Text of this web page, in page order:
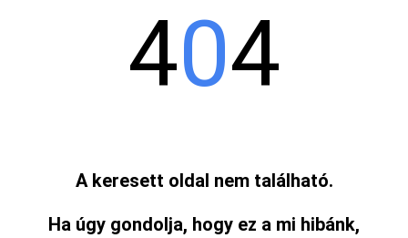
404
A keresett oldal nem található.
Ha úgy gondolja, hogy ez a mi hibánk,